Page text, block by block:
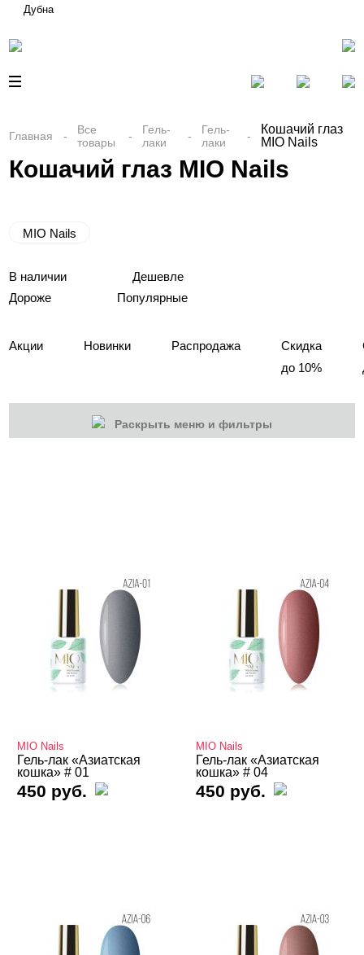
Дубна
Главная
Все
товары
Гель-
лаки
Гель-
лаки
Кошачий глаз
MIO Nails
Кошачий глаз MIO Nails
MIO Nails
В наличии
Дешевле
Дороже
Популярные
Акции Новинки Распродажа
Скидка
до 10%
Раскрыть меню и фильтры
Гель-лаки
Акварельные "По-мокрому"
База камуфлирующая MIO Nails
Базы камуфлирующие
Базы Неоновые
Кошачий глаз MIO Nails
MIO Nails
Гель-лак «Азиатская
кошка» # 01
450 руб.
MIO Nails
Гель-лак «Азиатская
кошка» # 04
450 руб.